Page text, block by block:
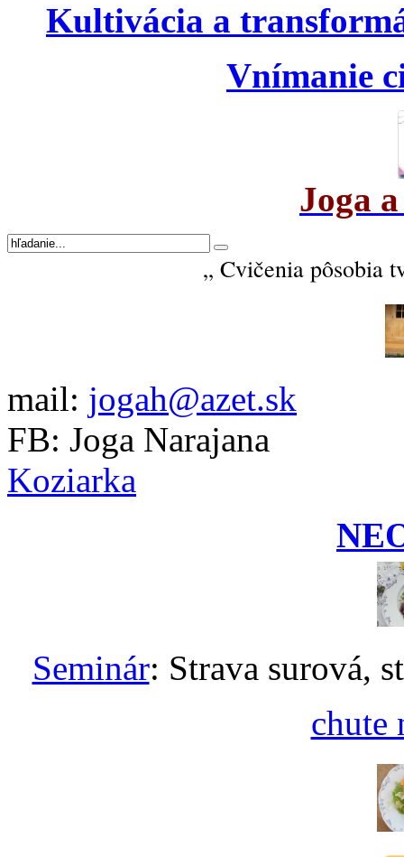
Kultivácia a
Vnímanie
Joga
„ Cvičenia pôsobia
mail: jogah@azet.sk
FB: Joga Narajana
Koziarka
Seminár: Strava surová,
chute